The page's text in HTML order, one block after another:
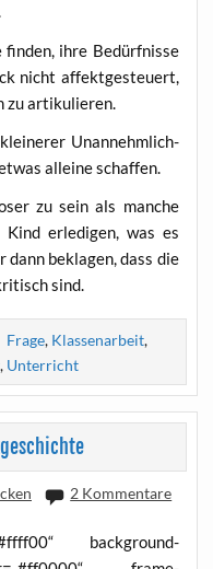
fin­den, ihre Bedürf­nis­se
nicht affekt­ge­steu­ert,
zu artikulieren.
Unan­nehm­lich­
allei­ne schaffen.
zu sein als man­che
erle­di­gen, was es
bekla­gen, dass die
sind.
Frage, Klassenarbeit,
, Unterricht
2 Kommentare
background-